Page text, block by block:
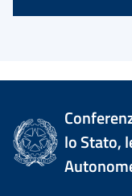
lo Stato,